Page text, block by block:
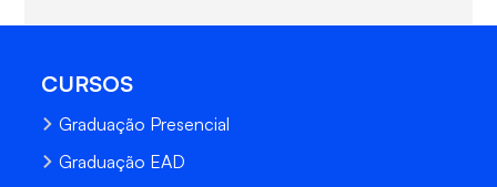
CURSOS
Graduação Presencial
Graduação EAD